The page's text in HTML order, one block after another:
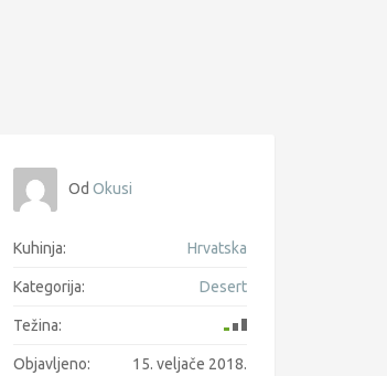
Od Okusi
Kuhinja: Hrvatska
Kategorija: Desert
Težina:
Objavljeno: 15. veljače 2018.